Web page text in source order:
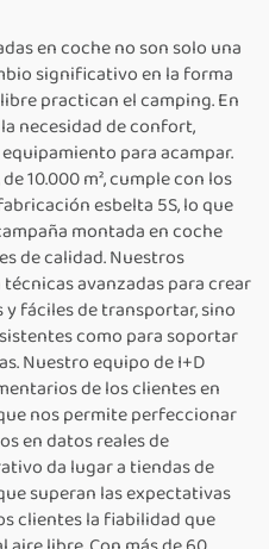
vehículos tipo familia
en coche no son solo una
significativo en la forma
practican el camping. En
necesidad de confort,
para acampar.
10.000 m², cumple con los
esbelta 5S, lo que
montada en coche
de calidad. Nuestros
avanzadas para crear
fáciles de transportar, sino
como para soportar
Nuestro equipo de I+D
de los clientes en
nos permite perfeccionar
en datos reales de
da lugar a tiendas de
superan las expectativas
clientes la fiabilidad que